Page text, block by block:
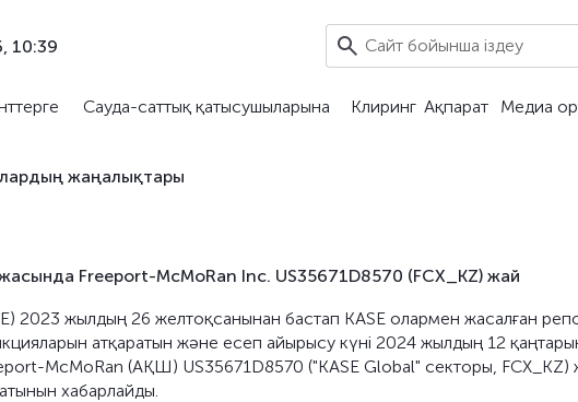
10:39
Сауда-саттық қатысушыларына Клиринг Ақпарат Медиа
жаңалықтары
Freeport-McMoRan Inc. US35671D8570 (FCX_KZ) жай
2023 жылдың 26 желтоқсанынан бастап KASE олармен жасалған
атқаратын және есеп айырысу күні 2024 жылдың 12
McMoRan (АҚШ) US35671D8570 ("KASE Global" секторы, FCX_KZ)
хабарлайды.